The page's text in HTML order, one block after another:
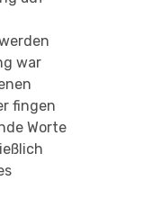
war
fingen
Worte